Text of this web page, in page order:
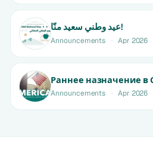
عيد وطني سعيد منّا!
Announcements · Apr 2026
Раннее назначение в
Announcements · Apr 2026